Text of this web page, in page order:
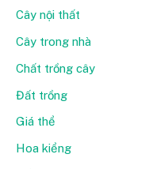
Cây nội thất
Cây trong nhà
Chất trồng cây
Đất trồng
Giá thể
Hoa kiểng